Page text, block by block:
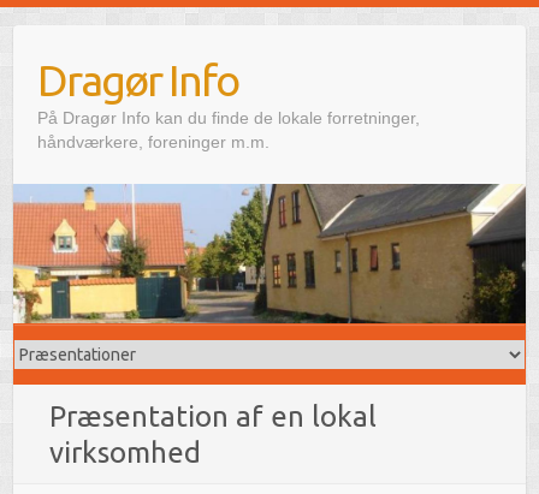
Dragør Info
På Dragør Info kan du finde de lokale forretninger,
håndværkere, foreninger m.m.
Præsentation af en lokal
virksomhed